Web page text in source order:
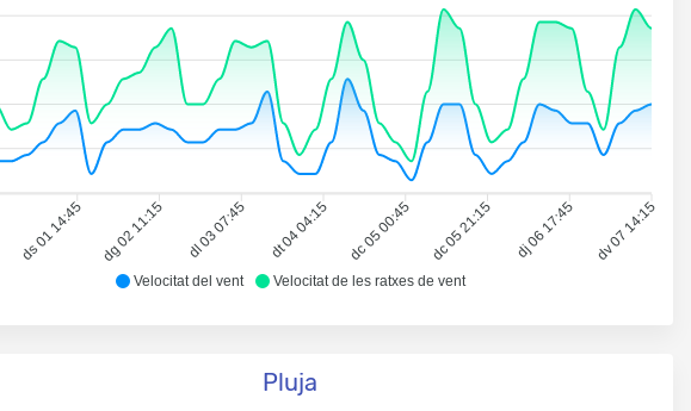
Velocitat del vent Velocitat de les ratxes de vent
ds 01 14:45 dg 02 11:15 dl 03 07:45 dt 04 04:15 dc 05 00:45 dc 05 21:15 dj 06 17:45 dv 07 14:15
Pluja